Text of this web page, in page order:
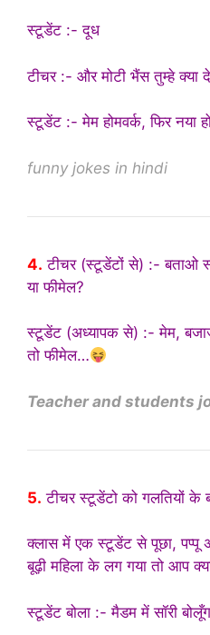
स्टूडेंट :- दूध
टीचर :- और मोटी भैंस तुम्हे क्या
स्टूडेंट :- मेम होमवर्क, फिर नया
funny jokes in hindi
4. टीचर (स्टूडेंटों से) :- बताओ
या फीमेल?
स्टूडेंट (अध्यापक से) :- मेम,
तो फीमेल…
Teacher and students
5. टीचर स्टूडेंटो को गलतियों के
क्लास में एक स्टूडेंट से पूछा, पप्पू
बूढ़ी महिला के लग गया तो आप
स्टूडेंट बोला :- मैडम में सॉरी